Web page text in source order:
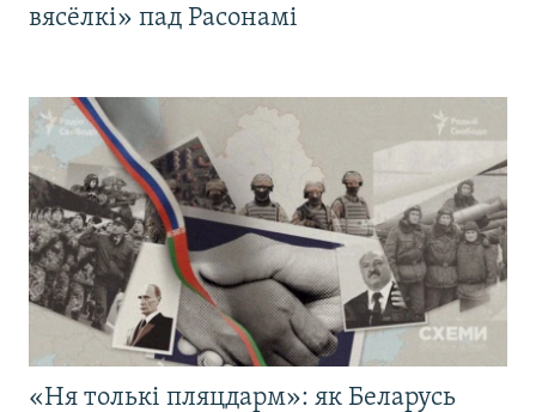
вясёлкі» пад Расонамі
«Ня толькі пляцдарм»: як Беларусь